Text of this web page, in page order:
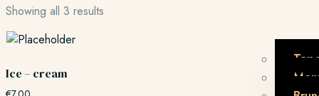
Showing all 3 results
Ice – cream